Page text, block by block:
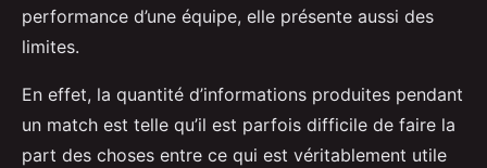
performance d’une équipe, elle présente aussi des
limites.
En effet, la quantité d’informations produites pendant
un match est telle qu’il est parfois difficile de faire la
part des choses entre ce qui est véritablement utile